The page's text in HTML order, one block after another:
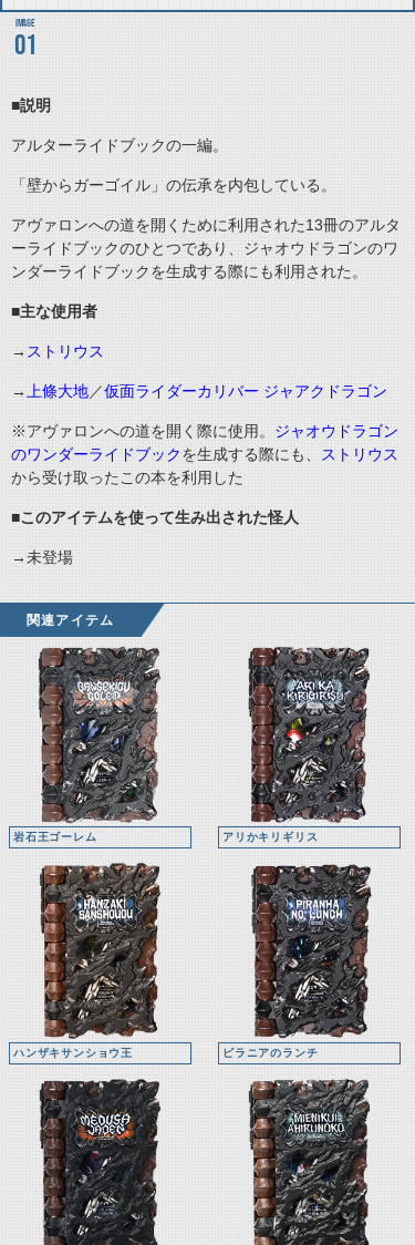
01
■説明
アルターライドブックの一編。
「壁からガーゴイル」の伝承を内包している。
アヴァロンへの道を開くために利用された13冊のアルタ
ーライドブックのひとつであり、ジャオウドラゴンのワ
ンダーライドブックを生成する際にも利用された。
■主な使用者
→ ストリウス
→ 上條大地／仮面ライダーカリバー ジャアクドラゴン
※アヴァロンへの道を開く際に使用。 ジャオウドラゴン
のワンダーライドブックを生成する際にも、
ストリウス
から受け取ったこの本を利用した
■このアイテムを使って生み出された怪人
→未登場
関連アイテム
岩石王ゴーレム アリかキリギリス
ハンザキサンショウ王 ピラニアのランチ